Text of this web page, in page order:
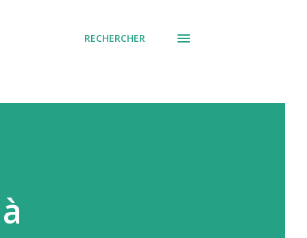
RECHERCHER